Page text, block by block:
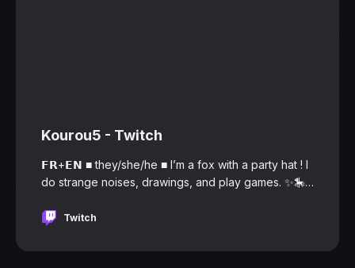
Kourou5 - Twitch
𝗙𝗥+𝗘𝗡 ■ they/she/he ■ I’m a fox with a party hat ! I
do strange noises, drawings, and play games. ✨🎠
𝙅𝙚 𝙛𝙖𝙞𝙨 𝙙𝙚𝙨 𝙗𝙧𝙪𝙞𝙩𝙨 𝙗𝙞𝙯𝙖𝙧𝙧𝙚𝙨, 𝙙𝙚𝙨 𝙙𝙚𝙨𝙨𝙞𝙣𝙨, 𝙚𝙩 𝙟𝙚
Twitch